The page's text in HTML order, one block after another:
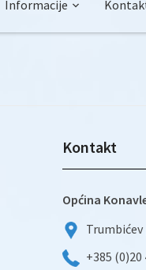
Informacije
Kontakt
Općina
+385 (0)20